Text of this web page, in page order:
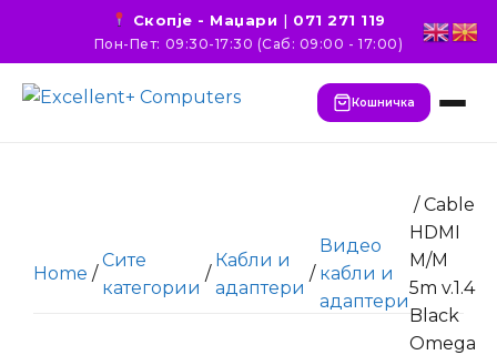
Скопје - Маџари | 071 271 119
Пон-Пет: 09:30-17:30 (Саб: 09:00 - 17:00)
Кошничка
Home /
Сите
категории
/
Кабли и
адаптери
/
Видео
кабли и
адаптери
/ Cable
HDMI
M/M
5m v.1.4
Black
Omega